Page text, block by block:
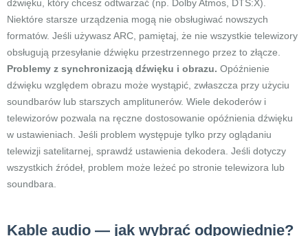
dźwięku, który chcesz odtwarzać (np. Dolby Atmos, DTS:X).
Niektóre starsze urządzenia mogą nie obsługiwać nowszych
formatów. Jeśli używasz ARC, pamiętaj, że nie wszystkie telewizory
obsługują przesyłanie dźwięku przestrzennego przez to złącze.
Problemy z synchronizacją dźwięku i obrazu. Opóźnienie
dźwięku względem obrazu może wystąpić, zwłaszcza przy użyciu
soundbarów lub starszych amplitunerów. Wiele dekoderów i
telewizorów pozwala na ręczne dostosowanie opóźnienia dźwięku
w ustawieniach. Jeśli problem występuje tylko przy oglądaniu
telewizji satelitarnej, sprawdź ustawienia dekodera. Jeśli dotyczy
wszystkich źródeł, problem może leżeć po stronie telewizora lub
soundbara.
Kable audio — jak wybrać odpowiednie?